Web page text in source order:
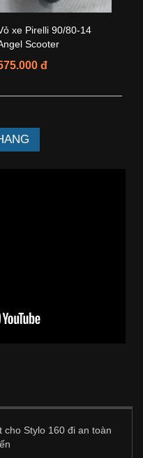
xe Pirelli 90/80-14
Scooter
đ
cho Stylo 160 đi an toàn